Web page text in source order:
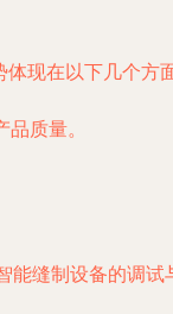
现在以下几个方
质量。
能缝制设备的调试